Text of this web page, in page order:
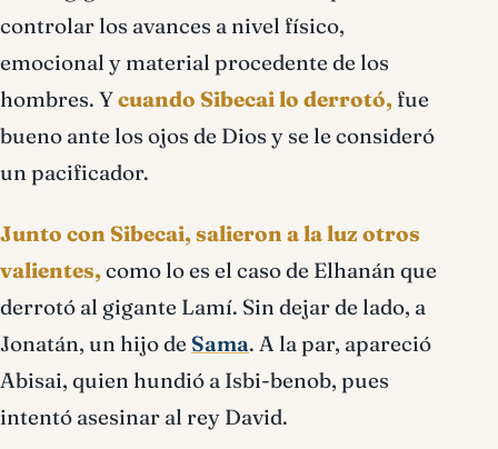
controlar los avances a nivel físico,
emocional y material procedente de los
hombres. Ycuando Sibecai lo derrotó, fue
bueno ante los ojos de Dios y se le consideró
un pacificador.
Junto con Sibecai, salieron a la luz otros
valientes, como lo es el caso de Elhanán que
derrotó al gigante Lamí. Sin dejar de lado, a
Jonatán, un hijo de Sama. A la par, apareció
Abisai, quien hundió a Isbi-benob, pues
intentó asesinar al rey David.